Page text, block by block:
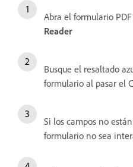
Abra el formulario
Reader
Busque el resaltado
formulario al pasar el
Si los campos no
formulario no sea